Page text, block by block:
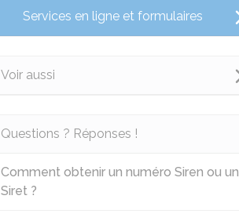
Services en ligne et formulaires
Voir aussi
Questions ? Réponses !
Comment obtenir un numéro Siren ou un
Siret ?